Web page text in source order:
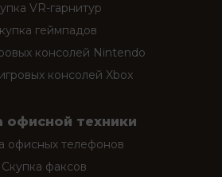
VR-гарнитур
геймпадов
консолей Nintendo
консолей Xbox
офисной техники
офисных телефонов
Скупка факсов